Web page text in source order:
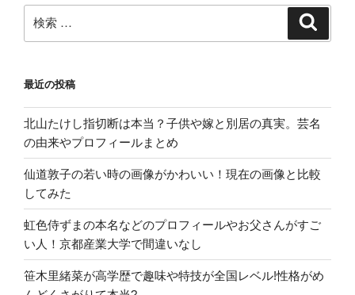
翻
と
は?”
の
検
索:
最近の投稿
北山たけし指切断は本当？子供や嫁と別居の真実。芸名
の由来やプロフィールまとめ
仙道敦子の若い時の画像がかわいい！現在の画像と比較
してみた
虹色侍ずまの本名などのプロフィールやお父さんがすご
い人！京都産業大学で間違いなし
笹木里緒菜が高学歴で趣味や特技が全国レベル!性格がめ